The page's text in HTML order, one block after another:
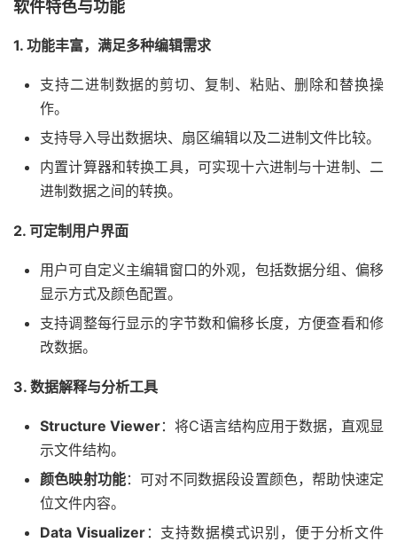
软件特色与功能
1. 功能丰富，满足多种编辑需求
支持二进制数据的剪切、复制、粘贴、删除和替换操
作。
支持导入导出数据块、扇区编辑以及二进制文件比较。
内置计算器和转换工具，可实现十六进制与十进制、二
进制数据之间的转换。
2. 可定制用户界面
用户可自定义主编辑窗口的外观，包括数据分组、偏移
显示方式及颜色配置。
支持调整每行显示的字节数和偏移长度，方便查看和修
改数据。
3. 数据解释与分析工具
Structure Viewer：将C语言结构应用于数据，直观显
示文件结构。
颜色映射功能：可对不同数据段设置颜色，帮助快速定
位文件内容。
Data Visualizer：支持数据模式识别，便于分析文件